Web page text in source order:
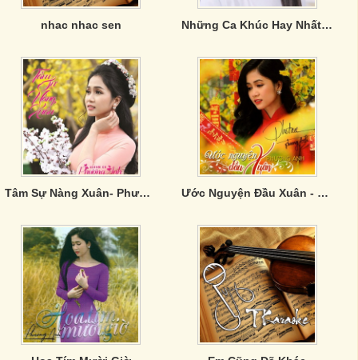
nhac nhac sen Những Ca Khúc Hay Nhất Của Phương Ý
Tâm Sự Nàng Xuân- Phương Anh Ước Nguyện Đầu Xuân - Phương Anh